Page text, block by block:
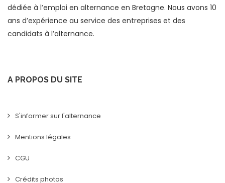
dédiée à l’emploi en alternance en Bretagne. Nous avons 10
ans d’expérience au service des entreprises et des
candidats à l’alternance.
A PROPOS DU SITE
S'informer sur l'alternance
Mentions légales
CGU
Crédits photos